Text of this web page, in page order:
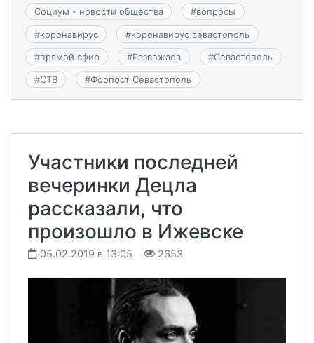
Социум - новости общества #вопросы
#коронавирус #коронавирус севастополь
#прямой эфир #Развожаев #Севастополь
#СТВ #Форпост Севастополь
Участники последней
вечеринки Децла
рассказали, что
произошло в Ижевске
05.02.2019 в 13:05 2653